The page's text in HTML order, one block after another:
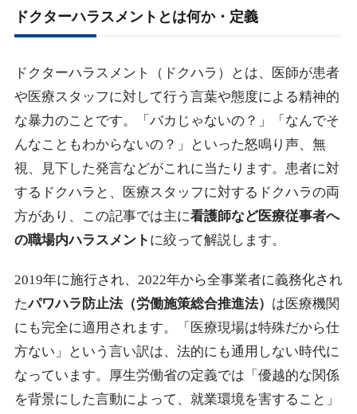
院内・院外の相談窓口を使う方法
2-4. 萎縮から回復する自己肯定感の鍛え方
2-5. ドクターハラスメントが改善しないときに、医師の
怒鳴る萎縮から自分を守る選択
ドクターハラスメントとは何か・定義
ドクターハラスメント（ドクハラ）とは、医師が患者
や医療スタッフに対して行う言葉や態度による精神的
な暴力のことです。「バカじゃないの？」「なんでそ
んなこともわからないの？」といった怒鳴り声、無
視、見下した発言などがこれに当たります。患者に対
するドクハラと、医療スタッフに対するドクハラの両
方があり、この記事では主に看護師など医療従事者へ
の職場内ハラスメント に絞って解説します。
2019年に施行され、2022年から全事業者に義務化され
たパワハラ防止法（労働施策総合推進法） は医療機関
にも完全に適用されます。「医療現場は特殊だから仕
方ない」という言い訳は、法的にも通用しない時代に
なっています。厚生労働省の定義では「優越的な関係
を背景にした言動によって、就業環境を害すること」